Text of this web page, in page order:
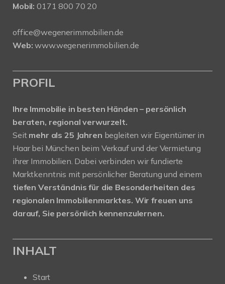
Mobil: 0171 800 70 20
office@wegenerimmobilien.de
Web: www.wegenerimmobilien.de
PROFIL
Ihre Immobilie in besten Händen – persönlich
beraten, regional verwurzelt.
Seit mehr als 25 Jahren begleiten wir Eigentümer in
Haar bei München beim Verkauf und der Vermietung
ihrer Immobilien. Dabei verbinden wir fundierte
Marktkenntnis mit persönlicher Beratung und einem
tiefen Verständnis für die Besonderheiten des
regionalen Immobilienmarktes. Wir freuen uns
darauf, Sie persönlich kennenzulernen.
INHALT
Start